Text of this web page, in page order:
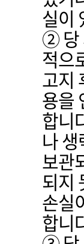
실이
② 당
적으
고지
용을
합니
나
보관
되지
손실
합니